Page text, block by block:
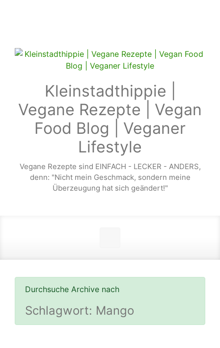
Kleinstadthippie |
Vegane Rezepte | Vegan
Food Blog | Veganer
Lifestyle
Vegane Rezepte sind EINFACH - LECKER - ANDERS,
denn: "Nicht mein Geschmack, sondern meine
Überzeugung hat sich geändert!"
Durchsuche Archive nach
Schlagwort: Mango